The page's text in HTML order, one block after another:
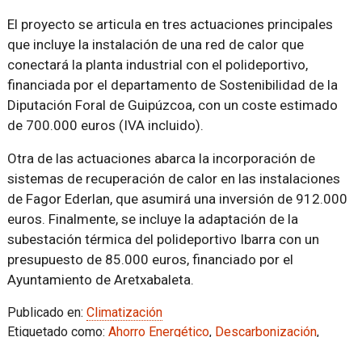
El proyecto se articula en tres actuaciones principales
que incluye la instalación de una red de calor que
conectará la planta industrial con el polideportivo,
financiada por el departamento de Sostenibilidad de la
Diputación Foral de Guipúzcoa, con un coste estimado
de 700.000 euros (IVA incluido).
Otra de las actuaciones abarca la incorporación de
sistemas de recuperación de calor en las instalaciones
de Fagor Ederlan, que asumirá una inversión de 912.000
euros. Finalmente, se incluye la adaptación de la
subestación térmica del polideportivo Ibarra con un
presupuesto de 85.000 euros, financiado por el
Ayuntamiento de Aretxabaleta.
Publicado en: Climatización
Etiquetado como: Ahorro Energético, Descarbonización,